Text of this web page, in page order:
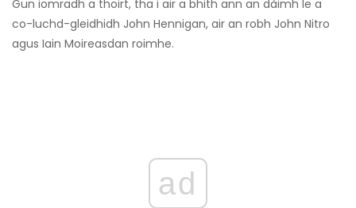
Gun iomradh a thoirt, tha i air a bhith ann an dàimh le a
co-luchd-gleidhidh John Hennigan, air an robh John Nitro
agus Iain Moireasdan roimhe.
ad